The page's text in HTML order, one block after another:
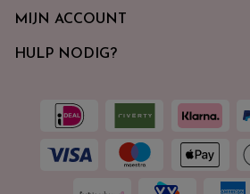
MIJN ACCOUNT
HULP NODIG?